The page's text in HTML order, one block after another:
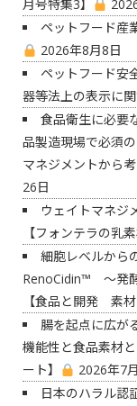
月号特集3】
ペットフード産
2026年8月8日
ペットフード安
器等法上の表示に
食品衛生に必要
品製造現場で必須
マネジメントから
26日
ウェイトマネジ
【フォンテラの乳
細胞レベルから
RenoCidin™ ～発
【食品と開発 素材
腸を起点に広が
機能性と食品素材
ート】
2026年7
日本のハラル認